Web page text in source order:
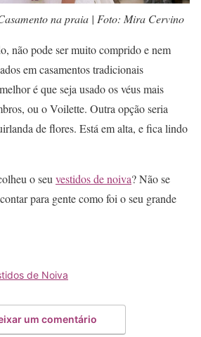
na praia | Foto: Mira Cervino
não pode ser muito comprido e nem
em casamentos tradicionais
é que seja usado os véus mais
ou o Voilette. Outra opção seria
de flores. Está em alta, e fica lindo
o seu vestidos de noiva? Não se
para gente como foi o seu grande
de Noiva
um comentário